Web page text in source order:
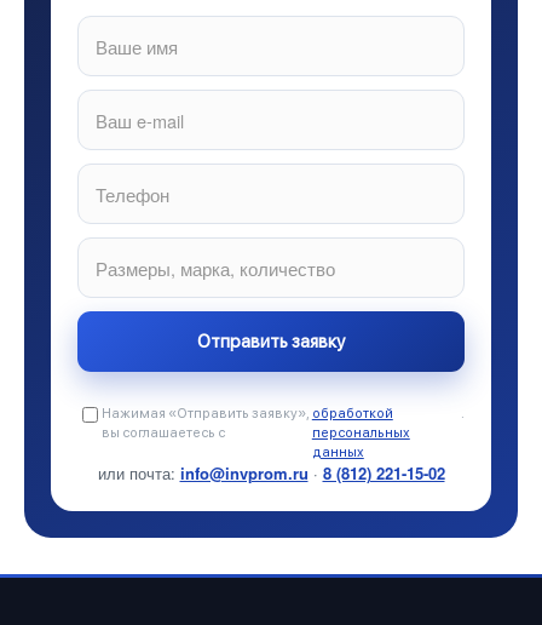
Нажимая «Отправить заявку»,
вы соглашаетесь с
обработкой
персональных
данных
.
или почта: info@invprom.ru · 8 (812) 221-15-02